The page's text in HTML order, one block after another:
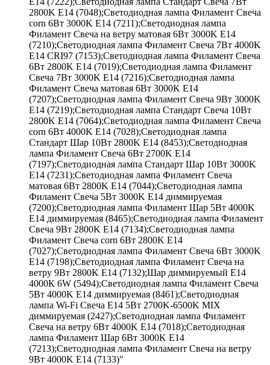
2800K E14 (7048);Светодиодная лампа Филамент Свеча
corn 6Вт 3000K E14 (7211);Светодиодная лампа
Филамент Свеча на ветру матовая 6Вт 3000K E14
(7210);Светодиодная лампа Филамент Свеча 7Вт 4000K
E14 CRI97 (7153);Светодиодная лампа Филамент Свеча
6Вт 2800K E14 (7019);Светодиодная лампа Филамент
Свеча 7Вт 3000K E14 (7216);Светодиодная лампа
Филамент Свеча матовая 6Вт 3000K E14
(7207);Светодиодная лампа Филамент Свеча 9Вт 3000K
E14 (7219);Светодиодная лампа Стандарт Свеча 10Вт
2800K E14 (7064);Светодиодная лампа Филамент Свеча
corn 6Вт 4000K E14 (7028);Светодиодная лампа
Стандарт Шар 10Вт 2800K E14 (8453);Светодиодная
лампа Филамент Свеча 6Вт 2700K E14
(7197);Светодиодная лампа Стандарт Шар 10Вт 3000K
E14 (7231);Светодиодная лампа Филамент Свеча
матовая 6Вт 2800K E14 (7044);Светодиодная лампа
Филамент Свеча 5Вт 3000K E14 диммируемая
(7200);Светодиодная лампа Филамент Шар 5Вт 4000K
E14 диммируемая (8465);Светодиодная лампа Филамент
Свеча 9Вт 2800K E14 (7134);Светодиодная лампа
Филамент Свеча corn 6Вт 2800K E14
(7027);Светодиодная лампа Филамент Свеча 6Вт 3000K
E14 (7198);Светодиодная лампа Филамент Свеча на
ветру 9Вт 2800K E14 (7132);Шар диммируемый Е14
4000К 6W (5494);Светодиодная лампа Филамент Свеча
5Вт 4000K E14 диммируемая (8461);Светодиодная
лампа Wi-Fi Свеча E14 5Вт 2700K-6500K MIX
диммируемая (2427);Светодиодная лампа Филамент
Свеча на ветру 6Вт 4000K E14 (7018);Светодиодная
лампа Филамент Шар 6Вт 3000K E14
(7213);Светодиодная лампа Филамент Свеча на ветру
9Вт 4000K E14 (7133)"